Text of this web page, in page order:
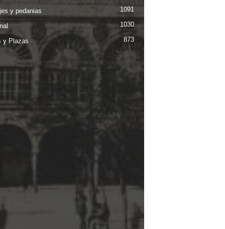
y pedanias 1091
1030
y Plazas 873